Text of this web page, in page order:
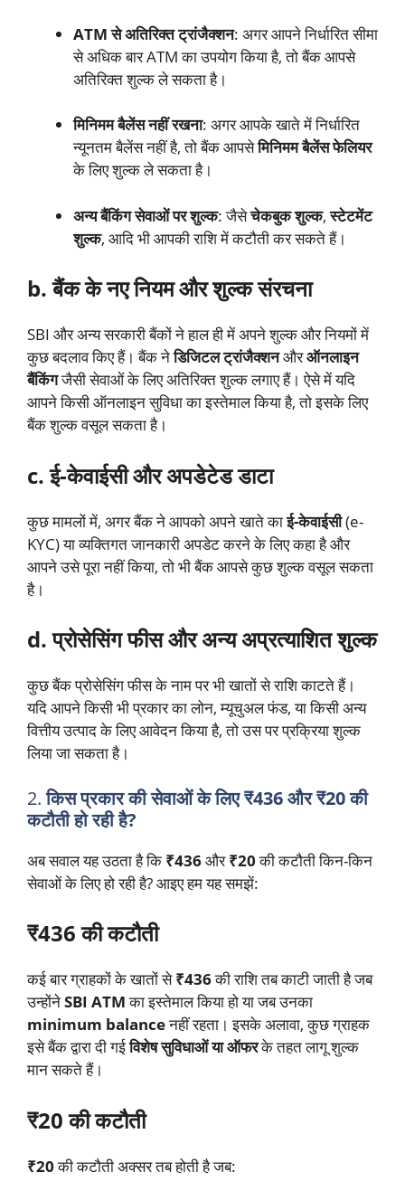
ATM से अतिरिक्त ट्रांजैक्शन: अगर आपने निर्धारित सीमा
से अधिक बार ATM का उपयोग किया है, तो बैंक आपसे
अतिरिक्त शुल्क ले सकता है।
मिनिमम बैलेंस नहीं रखना: अगर आपके खाते में निर्धारित
न्यूनतम बैलेंस नहीं है, तो बैंक आपसेमिनिमम बैलेंस फेलियर
के लिए शुल्क ले सकता है।
अन्य बैंकिंग सेवाओं पर शुल्क: जैसेचेकबुक शुल्क,स्टेटमेंट
शुल्क, आदि भी आपकी राशि में कटौती कर सकते हैं।
b. बैंक के नए नियम और शुल्क संरचना
SBI और अन्य सरकारी बैंकों ने हाल ही में अपने शुल्क और नियमों में
कुछ बदलाव किए हैं। बैंक नेडिजिटल ट्रांजैक्शनऔरऑनलाइन
बैंकिंगजैसी सेवाओं के लिए अतिरिक्त शुल्क लगाए हैं। ऐसे में यदि
आपने किसी ऑनलाइन सुविधा का इस्तेमाल किया है, तो इसके लिए
बैंक शुल्क वसूल सकता है।
c. ई-केवाईसी और अपडेटेड डाटा
कुछ मामलों में, अगर बैंक ने आपको अपने खाते काई-केवाईसी(e-
KYC) या व्यक्तिगत जानकारी अपडेट करने के लिए कहा है और
आपने उसे पूरा नहीं किया, तो भी बैंक आपसे कुछ शुल्क वसूल सकता
है।
d. प्रोसेसिंग फीस और अन्य अप्रत्याशित शुल्क
कुछ बैंक प्रोसेसिंग फीस के नाम पर भी खातों से राशि काटते हैं।
यदि आपने किसी भी प्रकार का लोन, म्यूचुअल फंड, या किसी अन्य
वित्तीय उत्पाद के लिए आवेदन किया है, तो उस पर प्रक्रिया शुल्क
लिया जा सकता है।
2.किस प्रकार की सेवाओं के लिए ₹436 और ₹20 की
कटौती हो रही है?
अब सवाल यह उठता है कि ₹436और₹20की कटौती किन-किन
सेवाओं के लिए हो रही है? आइए हम यह समझें:
₹436 की कटौती
कई बार ग्राहकों के खातों से₹436की राशि तब काटी जाती है जब
उन्होंनेSBI ATMका इस्तेमाल किया हो या जब उनका
minimum balanceनहीं रहता। इसके अलावा, कुछ ग्राहक
इसे बैंक द्वारा दी गईविशेष सुविधाओं या ऑफरके तहत लागू शुल्क
मान सकते हैं।
₹20 की कटौती
₹20की कटौती अक्सर तब होती है जब: